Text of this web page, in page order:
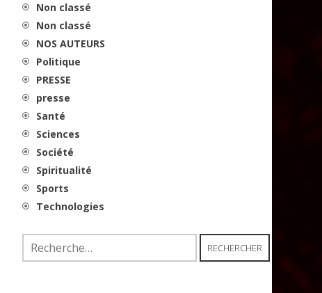
Non classé
Non classé
NOS AUTEURS
Politique
PRESSE
presse
Santé
Sciences
Société
Spiritualité
Sports
Technologies
Rechercher :